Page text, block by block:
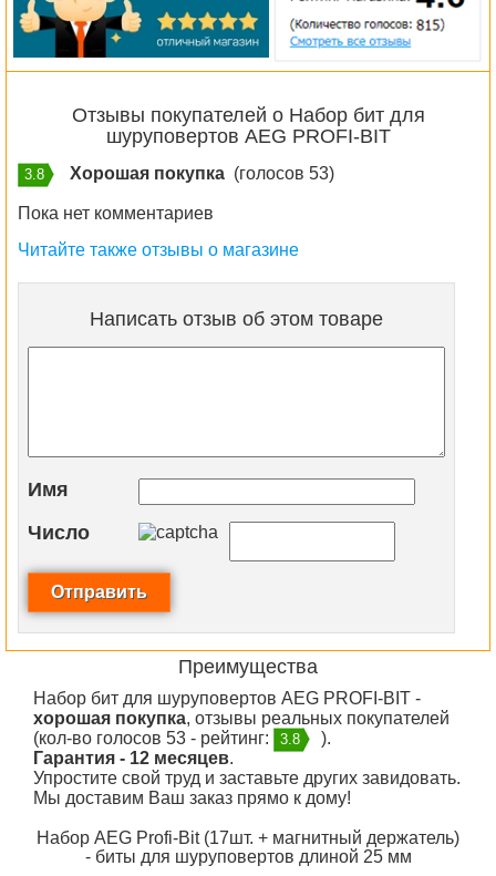
Отзывы покупателей о Набор бит для
шуруповертов AEG PROFI-BIT
3.8 Хорошая покупка (голосов 53)
Пока нет комментариев
Читайте также отзывы о магазине
Написать отзыв об этом товаре
Имя
Число
Преимущества
Набор бит для шуруповертов AEG PROFI-BIT -
хорошая покупка, отзывы реальных покупателей
(кол-во голосов 53 - рейтинг:
3.8
).
Гарантия - 12 месяцев.
Упростите свой труд и заставьте других завидовать.
Мы доставим Ваш заказ прямо к дому!
Набор AEG Profi-Bit (17шт. + магнитный держатель)
- биты для шуруповертов длиной 25 мм